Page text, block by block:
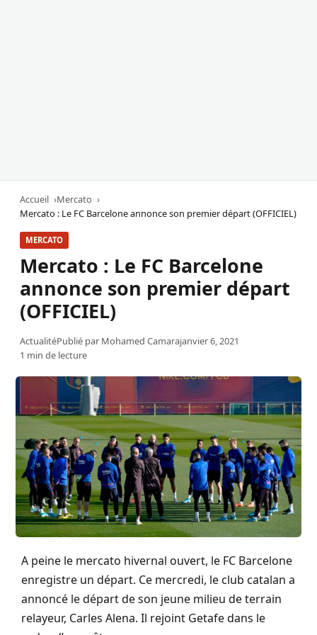
Accueil
Mercato
Mercato : Le FC Barcelone annonce son premier départ (OFFICIEL)
MERCATO
Mercato : Le FC Barcelone
annonce son premier départ
(OFFICIEL)
ActualitéPublié par Mohamed Camarajanvier 6, 2021
1 min de lecture
A peine le mercato hivernal ouvert, le FC Barcelone
enregistre un départ. Ce mercredi, le club catalan a
annoncé le départ de son jeune milieu de terrain
relayeur, Carles Alena. Il rejoint Getafe dans le